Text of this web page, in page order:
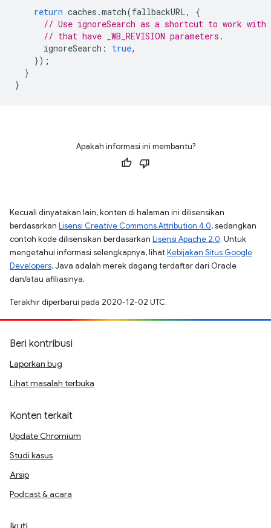
return caches .match(fallbackURL,
{
// Use ignoreSearch as a shortcut to work with
// that have _WB_REVISION parameters.
ignoreSearch : true,
});
}
}
Apakah informasi ini membantu?
Kecuali dinyatakan lain, konten di halaman ini dilisensikan
berdasarkan Lisensi Creative Commons Attribution 4.0, sedangkan
contoh kode dilisensikan berdasarkan Lisensi Apache 2.0. Untuk
mengetahui informasi selengkapnya, lihatKebijakan Situs Google
Developers. Java adalah merek dagang terdaftar dari Oracle
dan/atau afiliasinya.
Terakhir diperbarui pada 2020-12-02 UTC.
Beri kontribusi
Laporkan bug
Lihat masalah terbuka
Konten terkait
Update Chromium
Studi kasus
Arsip
Podcast & acara